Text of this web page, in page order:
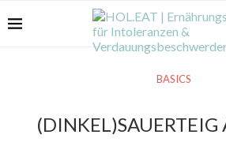
BASICS
(DINKEL)SAUERTEIG